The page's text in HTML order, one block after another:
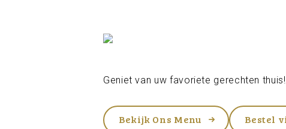
Geniet van uw favoriete gerechten
Bekijk Ons Menu Bestel